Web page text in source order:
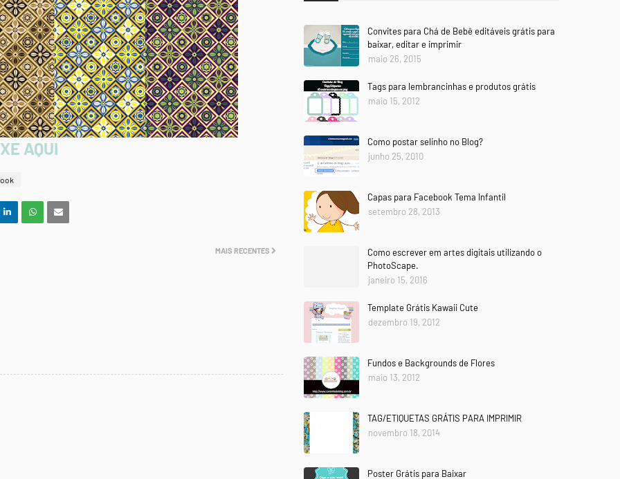
AQUI
MAIS RECENTES
Convites para Chá de Bebê editáveis grátis para
baixar, editar e imprimir
maio 26, 2015
Tags para lembrancinhas e produtos grátis
maio 15, 2012
Como postar selinho no Blog?
junho 25, 2010
Capas para Facebook Tema Infantil
setembro 28, 2013
Como escrever em artes digitais utilizando o
PhotoScape.
janeiro 15, 2016
Template Grátis Kawaii Cute
dezembro 19, 2012
Fundos e Backgrounds de Flores
maio 13, 2012
TAG/ETIQUETAS GRÁTIS PARA IMPRIMIR
novembro 18, 2014
Poster Grátis para Baixar